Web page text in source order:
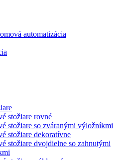
automatizácia
stožiare rovné
stožiare so zváranými výložníkmi
stožiare dekoratívne
stožiare dvojdielne so zahnutými